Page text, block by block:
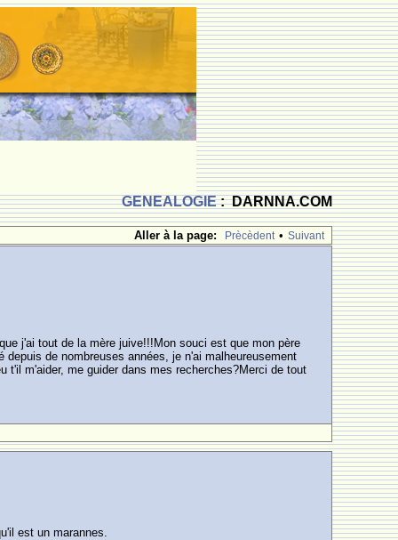
GENEALOGIE: DARNNA.COM
Aller à la page: Prècèdent • Suivant
j'ai tout de la mère juive!!!Mon souci est que mon père
de nombreuses années, je n'ai malheureusement
m'aider, me guider dans mes recherches?Merci de tout
est un marannes.